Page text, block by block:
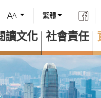
繁體
讀文化 社會責任